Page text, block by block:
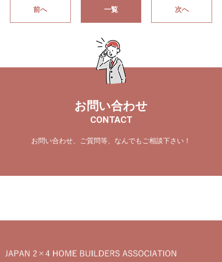
前へ 一覧 次へ
お問い合わせ
CONTACT
お問い合わせ、ご質問等、なんでもご相談下さい！